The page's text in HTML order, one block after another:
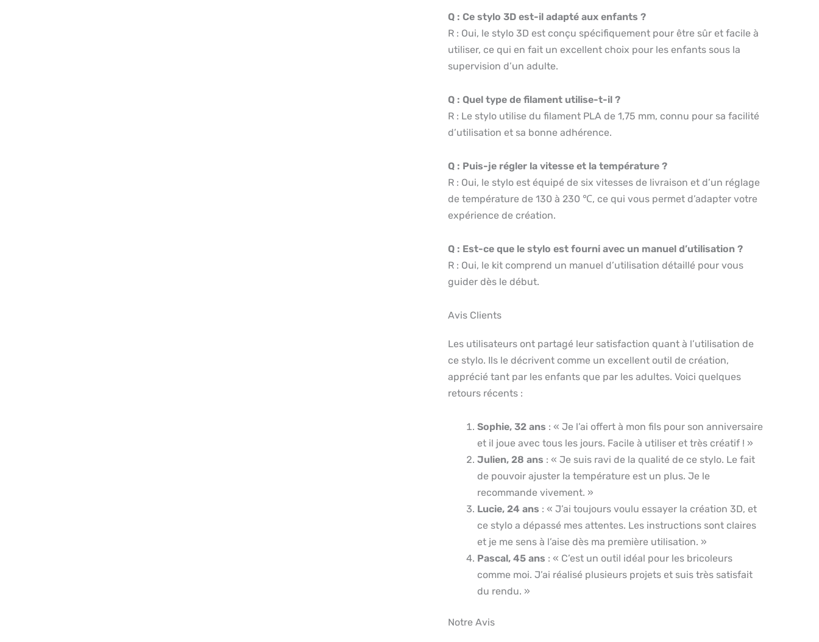
Q : Ce stylo 3D est-il adapté aux enfants ?
R : Oui, le stylo 3D est conçu spécifiquement pour être sûr et facile à
utiliser, ce qui en fait un excellent choix pour les enfants sous la
supervision d’un adulte.
Q : Quel type de filament utilise-t-il ?
R : Le stylo utilise du filament PLA de 1,75 mm, connu pour sa facilité
d’utilisation et sa bonne adhérence.
Q : Puis-je régler la vitesse et la température ?
R : Oui, le stylo est équipé de six vitesses de livraison et d’un réglage
de température de 130 à 230 ℃, ce qui vous permet d’adapter votre
expérience de création.
Q : Est-ce que le stylo est fourni avec un manuel d’utilisation ?
R : Oui, le kit comprend un manuel d’utilisation détaillé pour vous
guider dès le début.
Avis Clients
Les utilisateurs ont partagé leur satisfaction quant à l’utilisation de
ce stylo. Ils le décrivent comme un excellent outil de création,
apprécié tant par les enfants que par les adultes. Voici quelques
retours récents :
Sophie, 32 ans : « Je l’ai offert à mon fils pour son anniversaire
et il joue avec tous les jours. Facile à utiliser et très créatif ! »
Julien, 28 ans : « Je suis ravi de la qualité de ce stylo. Le fait
de pouvoir ajuster la température est un plus. Je le
recommande vivement. »
Lucie, 24 ans : « J’ai toujours voulu essayer la création 3D, et
ce stylo a dépassé mes attentes. Les instructions sont claires
et je me sens à l’aise dès ma première utilisation. »
Pascal, 45 ans : « C’est un outil idéal pour les bricoleurs
comme moi. J’ai réalisé plusieurs projets et suis très satisfait
du rendu. »
Notre Avis